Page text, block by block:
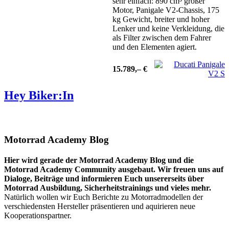
Motor, Panigale V2-Chassis, 175
kg Gewicht, breiter und hoher
Lenker und keine Verkleidung, die
als Filter zwischen dem Fahrer
und den Elementen agiert.
15.789,–€
Hey Biker:In
Motorrad Academy Blog
Hier wird gerade der Motorrad Academy Blog und die
Motorrad Academy Community ausgebaut. Wir freuen uns auf
Dialoge, Beiträge und informieren Euch unsererseits über
Motorrad Ausbildung, Sicherheitstrainings und vieles mehr.
Natürlich wollen wir Euch Berichte zu Motorradmodellen der
verschiedensten Hersteller präsentieren und aquirieren neue
Kooperationspartner.